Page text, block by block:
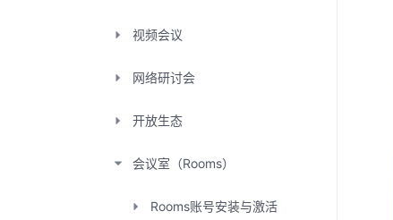
视频会议
网络研讨会
开放生态
会议室（Rooms）
Rooms账号安装与激活